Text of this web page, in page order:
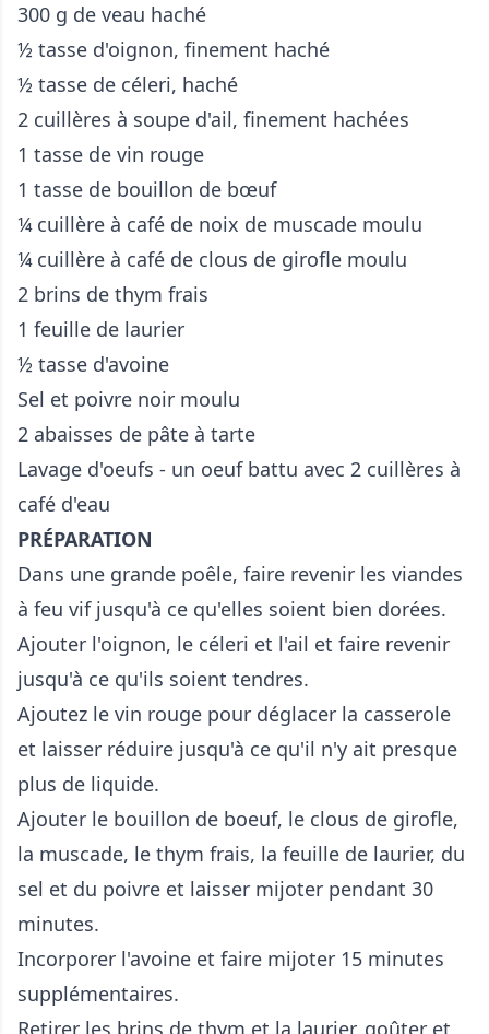
300 g de veau haché
½ tasse d'oignon, finement haché
½ tasse de céleri, haché
2 cuillères à soupe d'ail, finement hachées
1 tasse de vin rouge
1 tasse de bouillon de bœuf
¼ cuillère à café de noix de muscade moulu
¼ cuillère à café de clous de girofle moulu
2 brins de thym frais
1 feuille de laurier
½ tasse d'avoine
Sel et poivre noir moulu
2 abaisses de pâte à tarte
Lavage d'oeufs - un oeuf battu avec 2 cuillères à
café d'eau
PRÉPARATION
Dans une grande poêle, faire revenir les viandes
à feu vif jusqu'à ce qu'elles soient bien dorées.
Ajouter l'oignon, le céleri et l'ail et faire revenir
jusqu'à ce qu'ils soient tendres.
Ajoutez le vin rouge pour déglacer la casserole
et laisser réduire jusqu'à ce qu'il n'y ait presque
plus de liquide.
Ajouter le bouillon de boeuf, le clous de girofle,
la muscade, le thym frais, la feuille de laurier, du
sel et du poivre et laisser mijoter pendant 30
minutes.
Incorporer l'avoine et faire mijoter 15 minutes
supplémentaires.